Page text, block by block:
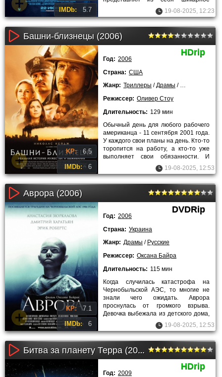
IMDb: 5.7
большое морское судно,19-08-2025, 12:23
Башни-близнецы (2006)
KP: 6.5
IMDb: 6
HDrip
Год: 2006
Страна: США
Жанр: Триллеры /Драмы / Исторические
Режиссер: Оливер Стоу
Длительность: 129 мин
Обычный день для любого рабочего
американца - 11 сентября 2001 года.
У каждого свои планы на день. Кто-то
торопится на работу, а кто-то уже
выполняет свои обязанности. И
ничего не нарушало
19-08-2025, 12:53
Аврора (2006)
KP: 7.1
IMDb: 6
DVDRip
Год: 2006
Страна: Украина
Жанр: Драмы / Русские
Режиссер: Оксана Байра
Длительность: 115 мин
Когда случилась катастрофа на
Чернобыльской АЭС, то многие не
знали чего ожидать. Аврора
проснулась от громкого взрыва.
Девочка выбежала из детского дома,
который находился в Припяти, но
19-08-2025, 12:53
Битва за планету Терра (2009)
HDrip
Год: 2009